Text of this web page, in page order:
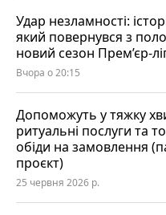
Удар незламності:
який повернувся з
новий сезон Прем’єр-
Вчора о 20:15
Допоможуть у тяжку
ритуальні послуги та
обіди на замовлення
проєкт)
25 червня 2026 р.